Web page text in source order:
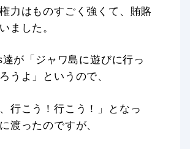
力はものすごく強くて、賄賂
ました。
が「ジャワ島に遊びに行っ
うよ」というので、
行こう！行こう！」となっ
渡ったのですが、